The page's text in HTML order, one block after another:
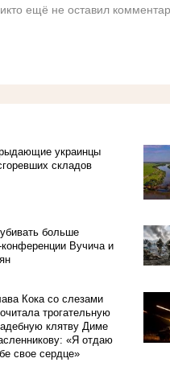
ещё не оставил
украинцы
складов
больше
Вучича и
Кока со слезами
трогательную
клятву Диме
«Я отдаю
свое сердце»